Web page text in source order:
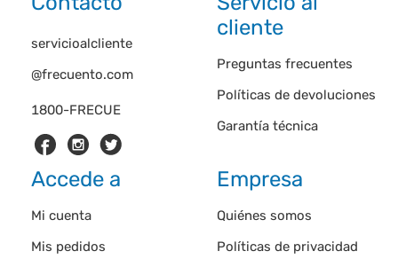
1800-FRECUE
servicioalcliente
@frecuento.com
cliente
Preguntas frecuentes
Políticas de devoluciones
Garantía técnica
Accede a
Mi cuenta
Mis pedidos
Empresa
Quiénes somos
Políticas de privacidad